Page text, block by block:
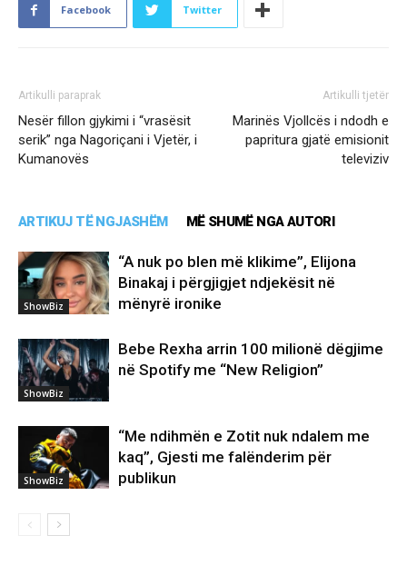
Facebook Twitter
Artikulli paraprak
Nesër fillon gjykimi i “vrasësit
serik” nga Nagoriçani i Vjetër, i
Kumanovës
Artikulli tjetër
Marinës Vjollcës i ndodh e
papritura gjatë emisionit
televiziv
ARTIKUJ TË NGJASHËM MË SHUMË NGA AUTORI
ShowBiz
“A nuk po blen më klikime”, Elijona
Binakaj i përgjigjet ndjekësit në
mënyrë ironike
ShowBiz
Bebe Rexha arrin 100 milionë dëgjime
në Spotify me “New Religion”
ShowBiz
“Me ndihmën e Zotit nuk ndalem me
kaq”, Gjesti me falënderim për
publikun